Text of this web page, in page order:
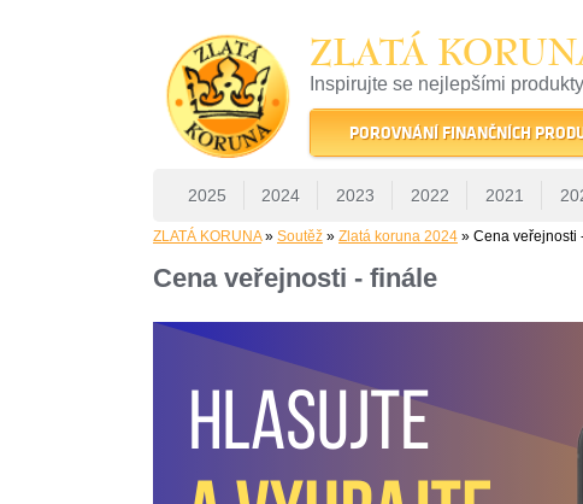
ZLATÁ
Inspirujte se nejlepšími
22 let tradice a kvality na
POROVNÁNÍ FINANČNÍCH
2025 2024 2023 2022 2021
ZLATÁ KORUNA» Soutěž » Zlatá koruna 2024 » Cena veřejnosti
Cena veřejnosti - finále